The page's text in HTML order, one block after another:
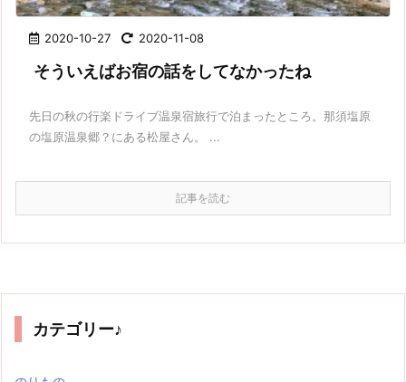
2020-10-27 2020-11-08
そういえばお宿の話をしてなかったね
先日の秋の行楽ドライブ温泉宿旅行で泊まったところ。那須塩原
の塩原温泉郷？にある松屋さん。 ...
記事を読む
カテゴリー♪